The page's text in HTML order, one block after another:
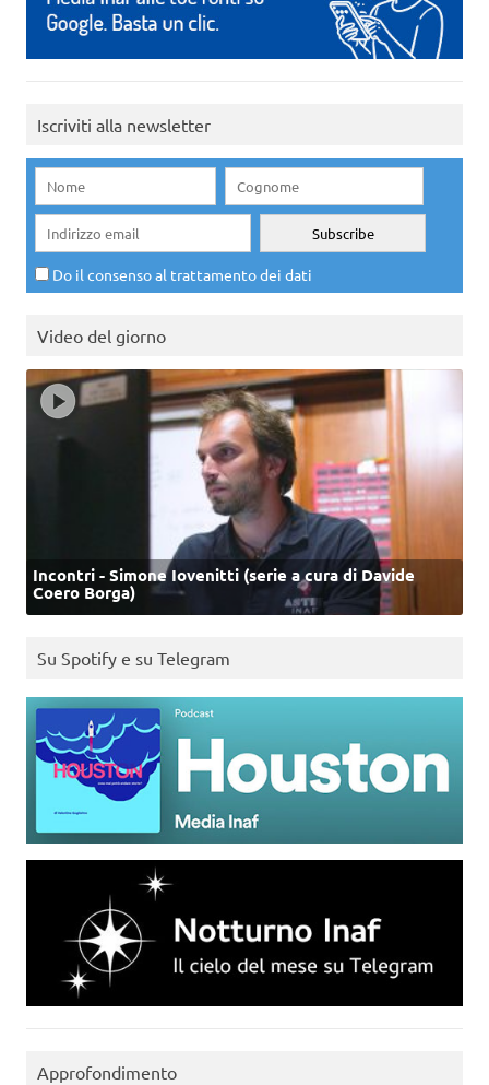
Iscriviti alla newsletter
Do il consenso al trattamento dei dati
Video del giorno
Incontri - Simone Iovenitti (serie a cura di Davide
Coero Borga)
Su Spotify e su Telegram
Approfondimento